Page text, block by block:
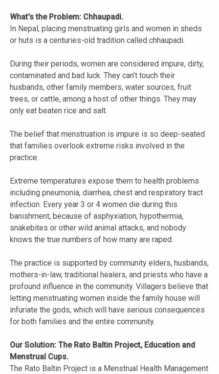
What's the Problem: Chhaupadi.
In Nepal, placing menstruating girls and women in sheds
or huts is a centuries-old tradition called chhaupadi.
During their periods, women are considered impure, dirty,
contaminated and bad luck. They can’t touch their
husbands, other family members, water sources, fruit
trees, or cattle, among a host of other things. They may
only eat beaten rice and salt.
The belief that menstruation is impure is so deep-seated
that families overlook extreme risks involved in the
practice.
Extreme temperatures expose them to health problems
including pneumonia, diarrhea, chest and respiratory tract
infection. Every year 3 or 4 women die during this
banishment, because of asphyxiation, hypothermia,
snakebites or other wild animal attacks, and nobody
knows the true numbers of how many are raped.
The practice is supported by community elders, husbands,
mothers-in-law, traditional healers, and priests who have a
profound influence in the community. Villagers believe that
letting menstruating women inside the family house will
infuriate the gods, which will have serious consequences
for both families and the entire community.
Our Solution: The Rato Baltin Project, Education and
Menstrual Cups.
The Rato Baltin Project is a Menstrual Health Management